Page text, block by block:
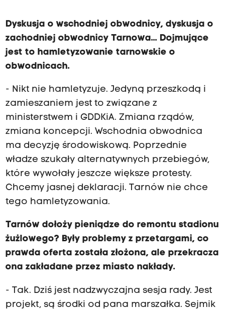
Dyskusja o wschodniej obwodnicy, dyskusja o
zachodniej obwodnicy Tarnowa... Dojmujące
jest to hamletyzowanie tarnowskie o
obwodnicach.
- Nikt nie hamletyzuje. Jedyną przeszkodą i
zamieszaniem jest to związane z
ministerstwem i GDDKiA. Zmiana rządów,
zmiana koncepcji. Wschodnia obwodnica
ma decyzję środowiskową. Poprzednie
władze szukały alternatywnych przebiegów,
które wywołały jeszcze większe protesty.
Chcemy jasnej deklaracji. Tarnów nie chce
tego hamletyzowania.
Tarnów dołoży pieniądze do remontu stadionu
żużlowego? Były problemy z przetargami, co
prawda oferta została złożona, ale przekracza
ona zakładane przez miasto nakłady.
- Tak. Dziś jest nadzwyczajna sesja rady. Jest
projekt, są środki od pana marszałka. Sejmik